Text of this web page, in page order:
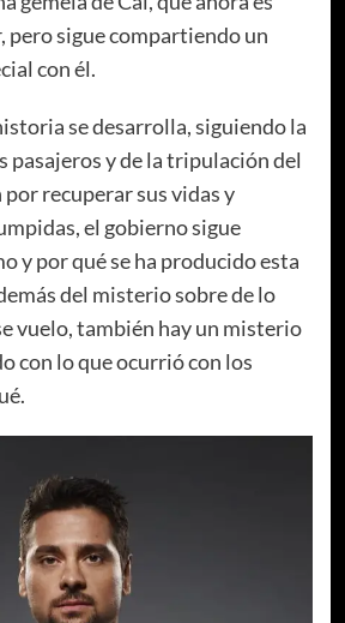
pero sigue compartiendo un
con él.
se desarrolla, siguiendo la
pasajeros y de la tripulación del
recuperar sus vidas y
el gobierno sigue
y por qué se ha producido esta
del misterio sobre de lo
vuelo, también hay un misterio
con lo que ocurrió con los